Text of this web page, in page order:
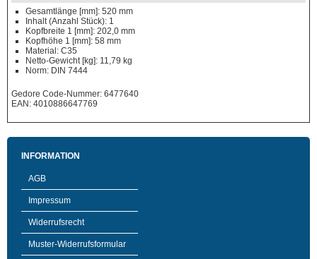
Gesamtlänge [mm]: 520 mm
Inhalt (Anzahl Stück): 1
Kopfbreite 1 [mm]: 202,0 mm
Kopfhöhe 1 [mm]: 58 mm
Material: C35
Netto-Gewicht [kg]: 11,79 kg
Norm: DIN 7444
Gedore Code-Nummer: 6477640
EAN: 4010886647769
INFORMATION
AGB
Impressum
Widerrufsrecht
Muster-Widerrufsformular